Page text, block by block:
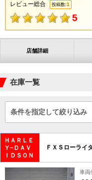
レビュー総合 投稿数:1
5
店舗詳細
在庫一覧
条件を指定して絞り込み
ＨＡＲＬＥ
Ｙ−ＤＡＶ
ＩＤＳＯＮ
ＦＸＳローライ
車両